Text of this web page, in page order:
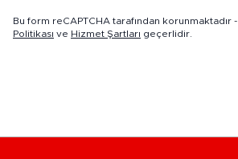
Bu form reCAPTCHA tarafından korunmaktadır -
Politikası ve Hizmet Şartları geçerlidir.